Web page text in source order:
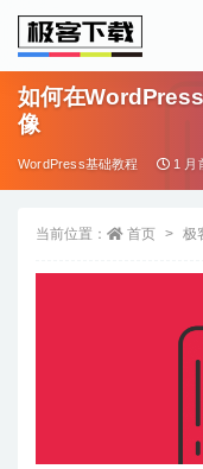
如何在
像
WordPress基础教程 1 月
当前位置： 首页 极
全部